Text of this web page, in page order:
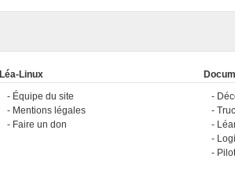
Léa-Linux
Équipe du site
Mentions légales
Faire un don